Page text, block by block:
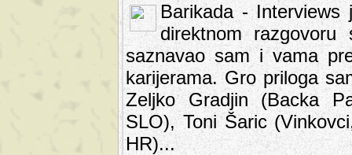
Barikada -
direktnom
saznavao sam i vama
karijerama. Gro priloga
Zeljko Gradjin (Backa
SLO), Toni Šaric
HR)...